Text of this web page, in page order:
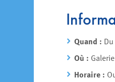
Quand :
Où :
Horaire :